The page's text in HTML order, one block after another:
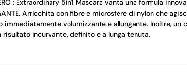
: Extraordinary 5in1 Mascara vanta una formula
Arricchita con fibre e microsfere di nylon che
immediatamente volumizzante e allungante. Inoltre,
risultato incurvante, definito e a lunga tenuta.